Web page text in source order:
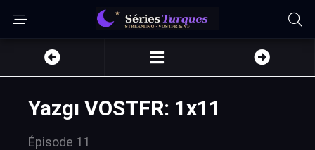
Yazgı VOSTFR: 1x11
Épisode 11